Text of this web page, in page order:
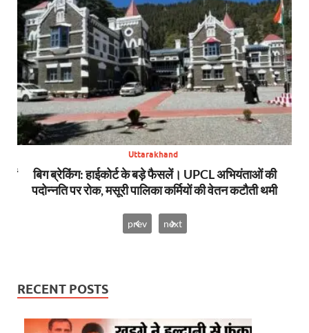
Uttarakhand
बिग ब्रेकिंग: हाईकोर्ट के बड़े फैसलें। UPCL अभियंताओं की
पदोन्नति पर रोक, मसूरी पालिका कर्मियों की वेतन कटौती थमी
prev next
RECENT POSTS